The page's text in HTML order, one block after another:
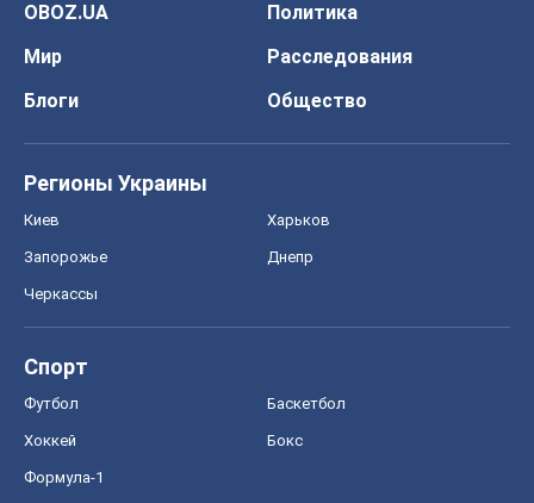
OBOZ.UA
Политика
Мир
Расследования
Блоги
Общество
Регионы Украины
Киев Харьков
Запорожье Днепр
Черкассы
Спорт
Футбол Баскетбол
Хоккей Бокс
Формула-1